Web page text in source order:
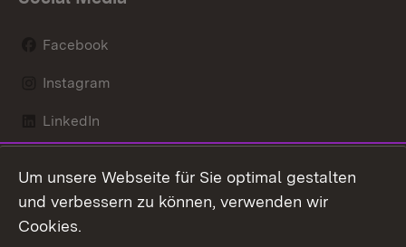
Facebook
Instagram
LinkedIn
X / Twitter
Youtube
Um unsere Webseite für Sie optimal gestalten
und verbessern zu können, verwenden wir
Cookies.